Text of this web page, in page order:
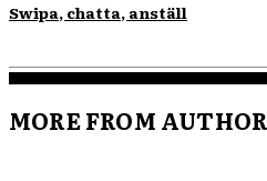
Swipa, chatta, anställ
MORE FROM AUTHOR